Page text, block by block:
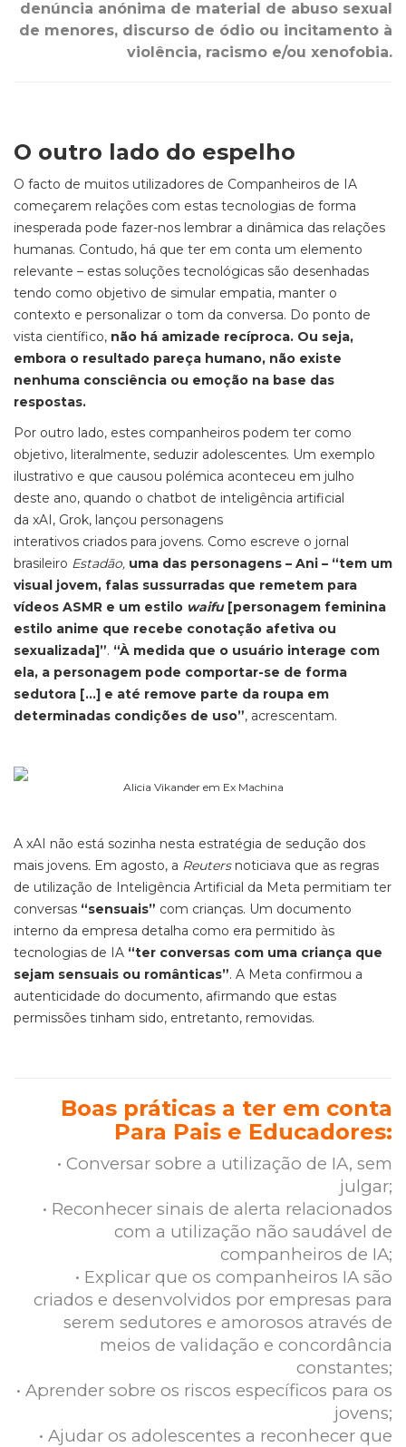
denúncia anónima de material de abuso sexual
de menores, discurso de ódio ou incitamento à
violência, racismo e/ou xenofobia.
O outro lado do espelho
O facto de muitos utilizadores de Companheiros de IA
começarem relações com estas tecnologias de forma
inesperada pode fazer-nos lembrar a dinâmica das relações
humanas. Contudo, há que ter em conta um elemento
relevante – estas soluções tecnológicas são desenhadas
tendo como objetivo de simular empatia, manter o
contexto e personalizar o tom da conversa. Do ponto de
vista científico, não há amizade recíproca. Ou seja,
embora o resultado pareça humano, não existe
nenhuma consciência ou emoção na base das
respostas.
Por outro lado, estes companheiros podem ter como
objetivo, literalmente, seduzir adolescentes. Um exemplo
ilustrativo e que causou polémica aconteceu em julho
deste ano, quando o chatbot de inteligência artificial
da xAI, Grok, lançou personagens
interativos criados para jovens. Como escreve o jornal
brasileiro Estadão, uma das personagens – Ani – “tem um
visual jovem, falas sussurradas que remetem para
vídeos ASMR e um estilo waifu [personagem feminina
estilo anime que recebe conotação afetiva ou
sexualizada]”. “À medida que o usuário interage com
ela, a personagem pode comportar-se de forma
sedutora […] e até remove parte da roupa em
determinadas condições de uso”, acrescentam.
Alicia Vikander em Ex Machina
A xAI não está sozinha nesta estratégia de sedução dos
mais jovens. Em agosto, a Reuters noticiava que as regras
de utilização de Inteligência Artificial da Meta permitiam ter
conversas “sensuais” com crianças. Um documento
interno da empresa detalha como era permitido às
tecnologias de IA “ter conversas com uma criança que
sejam sensuais ou românticas”. A Meta confirmou a
autenticidade do documento, afirmando que estas
permissões tinham sido, entretanto, removidas.
Boas práticas a ter em conta
Para Pais e Educadores:
• Conversar sobre a utilização de IA, sem
julgar;
• Reconhecer sinais de alerta relacionados
com a utilização não saudável de
companheiros de IA;
• Explicar que os companheiros IA são
criados e desenvolvidos por empresas para
serem sedutores e amorosos através de
meios de validação e concordância
constantes;
• Aprender sobre os riscos específicos para os
jovens;
• Ajudar os adolescentes a reconhecer que